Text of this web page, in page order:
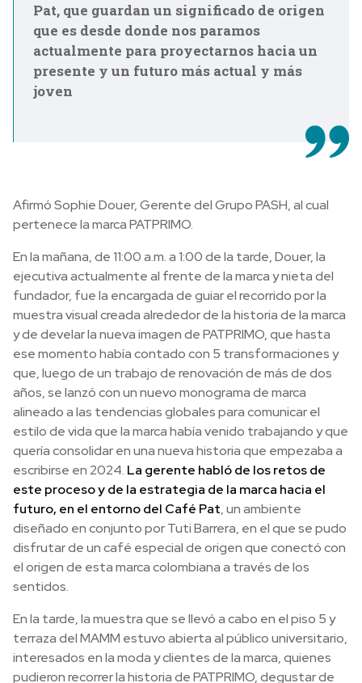
Pat, que guardan un significado de origen
que es desde donde nos paramos
actualmente para proyectarnos hacia un
presente y un futuro más actual y más
joven
Afirmó Sophie Douer, Gerente del Grupo PASH, al cual
pertenece la marca PATPRIMO.
En la mañana, de 11:00 a.m. a 1:00 de la tarde, Douer, la
ejecutiva actualmente al frente de la marca y nieta del
fundador, fue la encargada de guiar el recorrido por la
muestra visual creada alrededor de la historia de la marca
y de develar la nueva imagen de PATPRIMO, que hasta
ese momento había contado con 5 transformaciones y
que, luego de un trabajo de renovación de más de dos
años, se lanzó con un nuevo monograma de marca
alineado a las tendencias globales para comunicar el
estilo de vida que la marca había venido trabajando y que
quería consolidar en una nueva historia que empezaba a
escribirse en 2024. La gerente habló de los retos de
este proceso y de la estrategia de la marca hacia el
futuro, en el entorno del Café Pat, un ambiente
diseñado en conjunto por Tuti Barrera, en el que se pudo
disfrutar de un café especial de origen que conectó con
el origen de esta marca colombiana a través de los
sentidos.
En la tarde, la muestra que se llevó a cabo en el piso 5 y
terraza del MAMM estuvo abierta al público universitario,
interesados en la moda y clientes de la marca, quienes
pudieron recorrer la historia de PATPRIMO, degustar de